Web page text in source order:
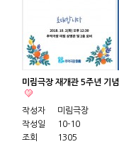
미림극장 재개관 5주년 기
작성자
미림극장
작성일
10-10
조회
1305